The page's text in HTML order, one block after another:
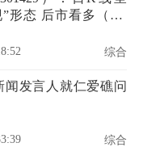
形态 后市看多（08-
综合
闻发言人就仁爱礁问
综合